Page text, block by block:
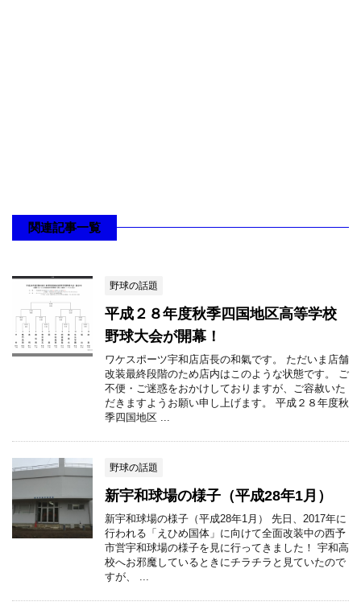
関連記事一覧
野球の話題
平成２８年度秋季四国地区高等学校
野球大会が開幕！
ワケスポーツ宇和店店長の和氣です。 ただいま店舗
改装最終段階のため店内はこのような状態です。 ご
不便・ご迷惑をおかけしておりますが、ご容赦いた
だきますようお願い申し上げます。 平成２８年度秋
季四国地区 ...
野球の話題
新宇和球場の様子（平成28年1月）
新宇和球場の様子（平成28年1月） 先日、2017年に
行われる「えひめ国体」に向けて全面改装中の西予
市営宇和球場の様子を見に行ってきました！ 宇和高
校へお邪魔しているときにチラチラと見ていたので
すが、 ...